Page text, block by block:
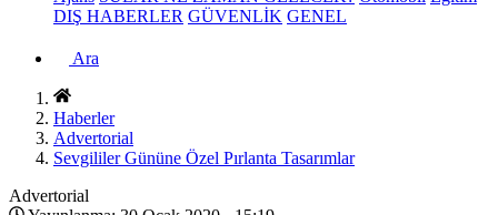
DIŞ HABERLER GÜVENLİK GENEL
Ara
Haberler
Advertorial
Sevgililer Gününe Özel Pırlanta Tasarımlar
Advertorial